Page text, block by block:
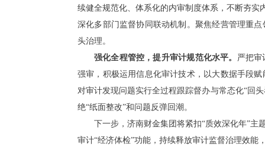
续健全规范化、体系化的内审制度体系，不断夯实
深化多部门监督协同联动机制。聚焦经营管理重
头治理。
强化全程管控，提升审计规范化水平。 严把审
强审，积极运用信息化审计技术，以大数据手段
对审计发现问题实行全过程跟踪督办与常态化“回
绝“纸面整改”和问题反弹回潮。
下一步，济南财金集团将紧扣“质效深化年”
审计“经济体检”功能，持续释放审计监督治理效